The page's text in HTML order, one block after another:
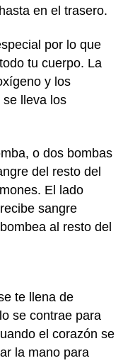
en el trasero.
por lo que
tu cuerpo. La
y los
se lleva los
o dos bombas
del resto del
El lado
sangre
al resto del
te llena de
se contrae para
el corazón se
la mano para